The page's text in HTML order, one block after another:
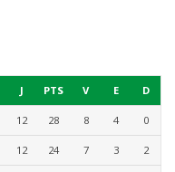
J PTS V E D
12 28 8 4 0
12 24 7 3 2